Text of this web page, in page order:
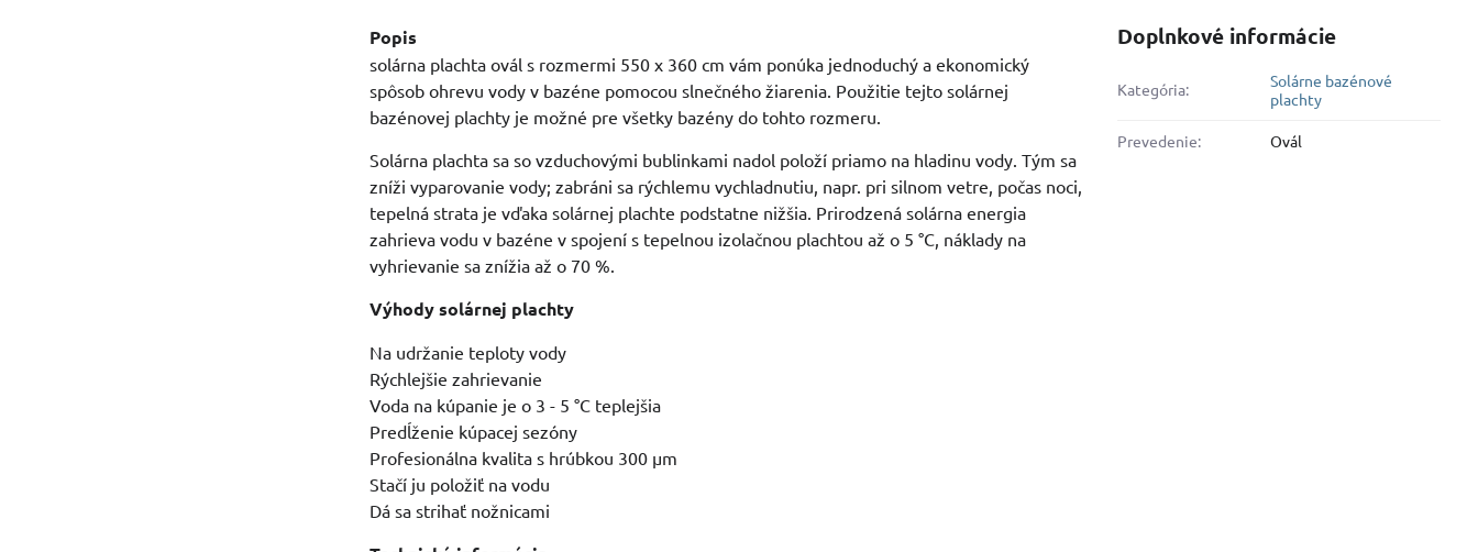
Popis
solárna plachta ovál s rozmermi 550 x 360 cm vám ponúka jednoduchý a ekonomický
spôsob ohrevu vody v bazéne pomocou slnečného žiarenia. Použitie tejto solárnej
bazénovej plachty je možné pre všetky bazény do tohto rozmeru.
Solárna plachta sa so vzduchovými bublinkami nadol položí priamo na hladinu vody. Tým sa
zníži vyparovanie vody; zabráni sa rýchlemu vychladnutiu, napr. pri silnom vetre, počas noci,
tepelná strata je vďaka solárnej plachte podstatne nižšia. Prirodzená solárna energia
zahrieva vodu v bazéne v spojení s tepelnou izolačnou plachtou až o 5 °C, náklady na
vyhrievanie sa znížia až o 70 %.
Výhody solárnej plachty
Na udržanie teploty vody
Rýchlejšie zahrievanie
Voda na kúpanie je o 3 - 5 °C teplejšia
Predĺženie kúpacej sezóny
Profesionálna kvalita s hrúbkou 300 µm
Stačí ju položiť na vodu
Dá sa strihať nožnicami
Doplnkové informácie
Kategória:
Solárne bazénové
plachty
Prevedenie: Ovál